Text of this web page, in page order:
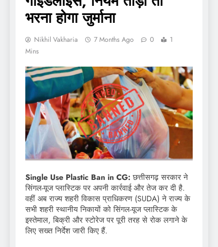
भरना होगा जुर्माना
Nikhil Vakharia 7 Months Ago 0
1
Mins
Single Use Plastic Ban in CG:छत्तीसगढ़ सरकार ने
सिंगल-यूज प्लास्टिक पर अपनी कार्रवाई और तेज कर दी है.
वहीं अब राज्य शहरी विकास प्राधिकरण (SUDA) ने राज्य के
सभी शहरी स्थानीय निकायों को सिंगल-यूज प्लास्टिक के
इस्तेमाल, बिक्री और स्टोरेज पर पूरी तरह से रोक लगाने के
लिए सख्त निर्देश जारी किए हैं.